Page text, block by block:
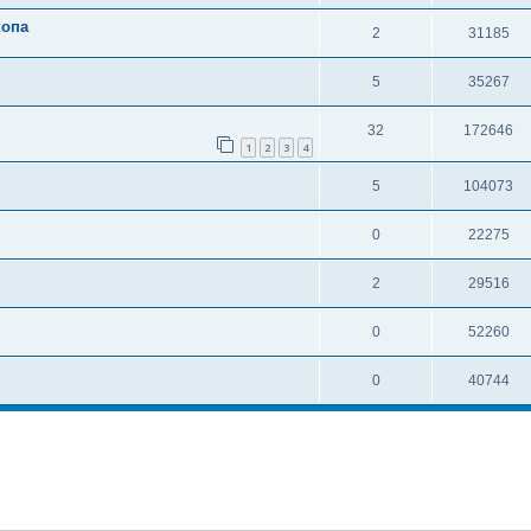
2 31185
5 35267
1 2 3 4
32 172646
5 104073
0 22275
2 29516
0 52260
0 40744